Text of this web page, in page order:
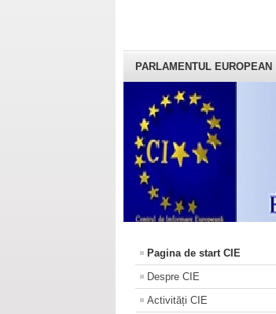
PARLAMENTUL EUROPEAN
Pagina de start CIE
Despre CIE
Activități CIE